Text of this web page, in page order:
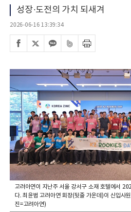
성장·도전의 가치 되새겨
2026-06-16 13:39:34
고려아연이 지난주 서울 강서구 소재 호텔에서
다. 최윤범 고려아연 회장(뒷줄 가운데)이 신입사
진=고려아연)